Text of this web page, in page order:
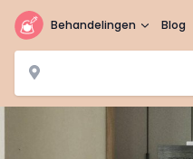
Behandelingen Blog